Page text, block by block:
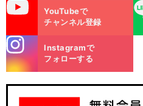
YouTubeで
チャンネル登録
LINE
m
Instagramで
フォローする